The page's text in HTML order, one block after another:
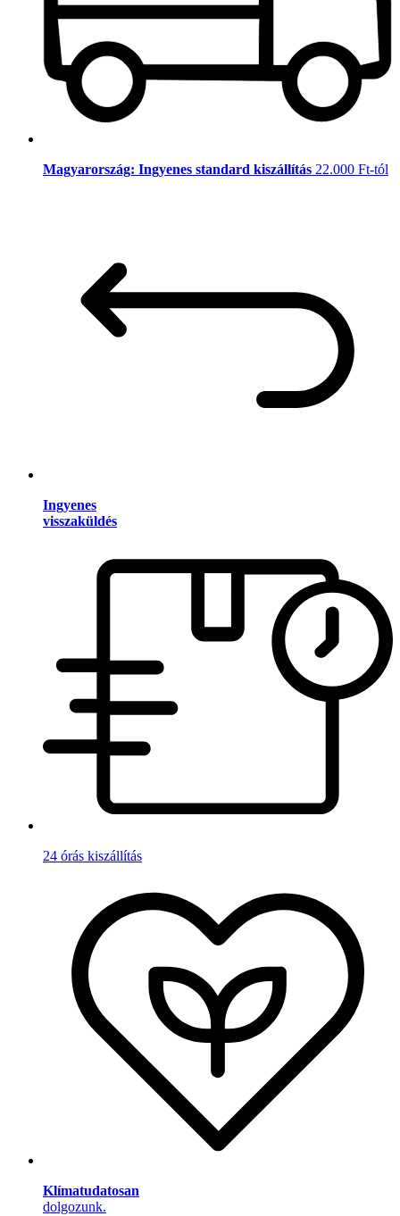
Magyarország: Ingyenes standard kiszállítás 22.000 Ft-tól
Ingyenes
visszaküldés
24 órás kiszállítás
Klímatudatosan
dolgozunk.